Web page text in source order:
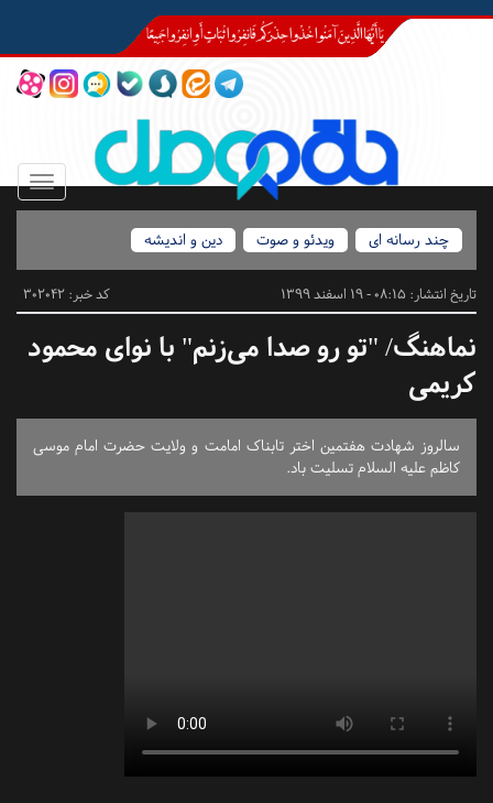
Toggle
چند رسانه ای
ویدئو و صوت دین و اندیشه
تاریخ انتشار: 08:15 - 19 اسفند 1399 کد خبر: 302042
نماهنگ/ "تو رو صدا می‌زنم" با نوای محمود
کریمی
سالروز شهادت هفتمین اختر تابناک امامت و ولایت حضرت امام موسی
کاظم علیه السلام تسلیت باد.